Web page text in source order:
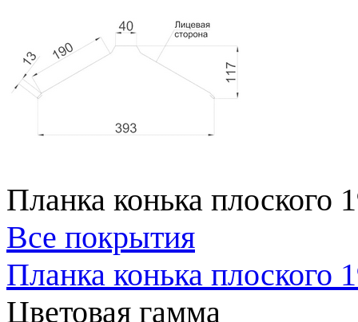
Планка конька плоского
Все покрытия
Планка конька плоского
Цветовая гамма